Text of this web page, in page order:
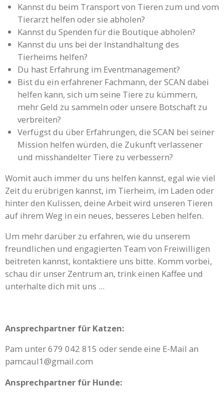
Kannst du beim Transport von Tieren zum und vom
Tierarzt helfen oder sie abholen?
Kannst du Spenden für die Boutique abholen?
Kannst du uns bei der Instandhaltung des
Tierheims helfen?
Du hast Erfahrung im Eventmanagement?
Bist du ein erfahrener Fachmann, der SCAN dabei
helfen kann, sich um seine Tiere zu kümmern,
mehr Geld zu sammeln oder unsere Botschaft zu
verbreiten?
Verfügst du über Erfahrungen, die SCAN bei seiner
Mission helfen würden, die Zukunft verlassener
und misshandelter Tiere zu verbessern?
Womit auch immer du uns helfen kannst, egal wie viel
Zeit du erübrigen kannst, im Tierheim, im Laden oder
hinter den Kulissen, deine Arbeit wird unseren Tieren
auf ihrem Weg in ein neues, besseres Leben helfen.
Um mehr darüber zu erfahren, wie du unserem
freundlichen und engagierten Team von Freiwilligen
beitreten kannst, kontaktiere uns bitte. Komm vorbei,
schau dir unser Zentrum an, trink einen Kaffee und
unterhalte dich mit uns ...
Ansprechpartner für Katzen:
Pam unter 679 042 815 oder sende eine E-Mail an
pamcaul1@gmail.com
Ansprechpartner für Hunde: